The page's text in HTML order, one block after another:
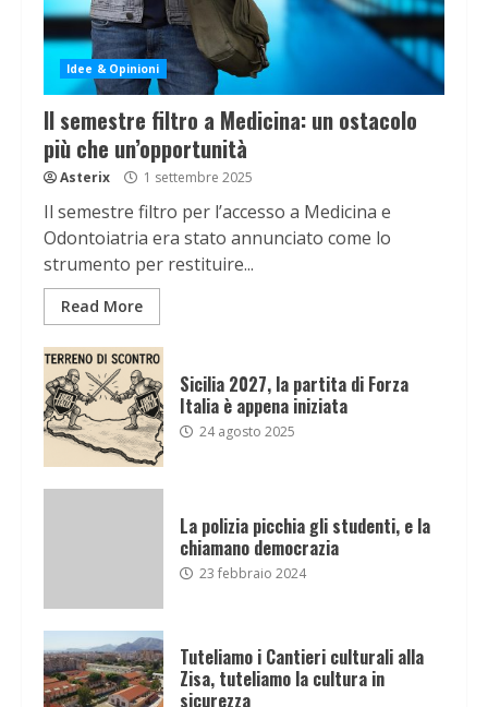
Idee & Opinioni
Il semestre filtro a Medicina: un ostacolo
più che un’opportunità
Asterix 1 settembre 2025
Il semestre filtro per l’accesso a Medicina e
Odontoiatria era stato annunciato come lo
strumento per restituire...
Read More
Sicilia 2027, la partita di Forza
Italia è appena iniziata
24 agosto 2025
La polizia picchia gli studenti, e la
chiamano democrazia
23 febbraio 2024
Tuteliamo i Cantieri culturali alla
Zisa, tuteliamo la cultura in
sicurezza